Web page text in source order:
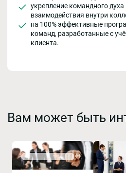
укрепление командного
взаимодействия внутри
на 100% эффективные
команд, разработанные с
клиента.
Вам может быть